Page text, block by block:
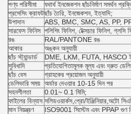
পণ্য পরিসীমা
যথার্থ ইনজেকশন ছাঁচনির্মাণ সমর্থন
প্রসেসিং ক্রাফটছাঁচ তৈরি, ইনজেকশন, ইত্যাদি;
উপাদান
ABS, BMC, SMC, AS, PP,
সারফেস ফিনিস পলিশিং ফিনিশ, টেক্সচার ফিনিশ, গ্লসি
রঙ
RAL/PANTONE রঙ
আকার
অঙ্কন অনুযায়ী
ছাঁচ স্ট্যান্ডার্ড
DME, LKM, FUTA, HASCO
সুবিধাদি
প্রতিযোগিতামূলক মূল্য এবং দ্রুত
ছাঁচ বেস
গ্রাহকের প্রয়োজন অনুযায়ী
ডেলিভারি সময় অর্ডার দেওয়ার 10-15 দিন পর
সহনশীলতা
0.01~ 0.1 মিমি;
ফাইলের বিন্যাস সলিডওয়ার্কস,প্রো/ইঞ্জিনিয়ার,অটো
মান নিয়ন্ত্রণ
ISO9001 সিস্টেম এবং PPAP গুণ